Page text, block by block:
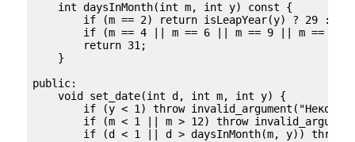
    int daysInMonth(int m, int y) const {
        if (m == 2) return isLeapYear(y) ? 29 : 28;
if (m == 4 || m == 6 || m == 9 || m == 11)
        return 31;
    }
public:
    void set_date(int d, int m, int y) {
if (y < 1) throw
if (m < 1 || m > 12) throw
if (d < 1 || d > daysInMonth(m, y)) throw